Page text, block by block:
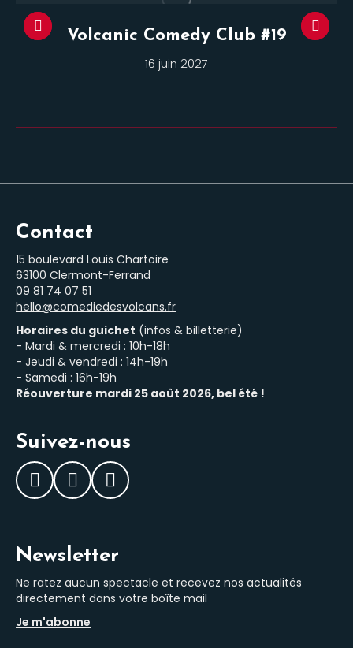
Volcanic Comedy Club #19
16 juin 2027
Contact
15 boulevard Louis Chartoire
63100 Clermont-Ferrand
‭09 81 74 07 51‬
hello@comediedesvolcans.fr
Horaires du guichet (infos & billetterie)
- Mardi & mercredi : 10h-18h
- Jeudi & vendredi : 14h-19h
- Samedi : 16h-19h
Réouverture mardi 25 août 2026, bel été !
Suivez-nous
Facebook
InstagramLinkedIn
Newsletter
Ne ratez aucun spectacle et recevez nos actualités
directement dans votre boîte mail
Je m'abonne